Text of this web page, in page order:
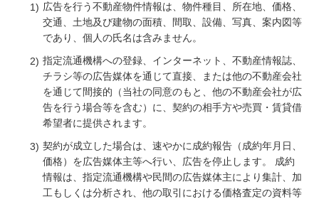
広告を行う不動産物件情報は、物件種目、所在地、価格、
交通、土地及び建物の面積、間取、設備、写真、案内図等
であり、個人の氏名は含みません。
指定流通機構への登録、インターネット、不動産情報誌、
チラシ等の広告媒体を通じて直接、または他の不動産会社
を通じて間接的（当社の同意のもと、他の不動産会社が広
告を行う場合等を含む）に、契約の相手方や売買・賃貸借
希望者に提供されます。
契約が成立した場合は、速やかに成約報告（成約年月日、
価格）を広告媒体主等へ行い、広告を停止します。 成約
情報は、指定流通機構や民間の広告媒体主により集計、加
工もしくは分析され、他の取引における価格査定の資料等